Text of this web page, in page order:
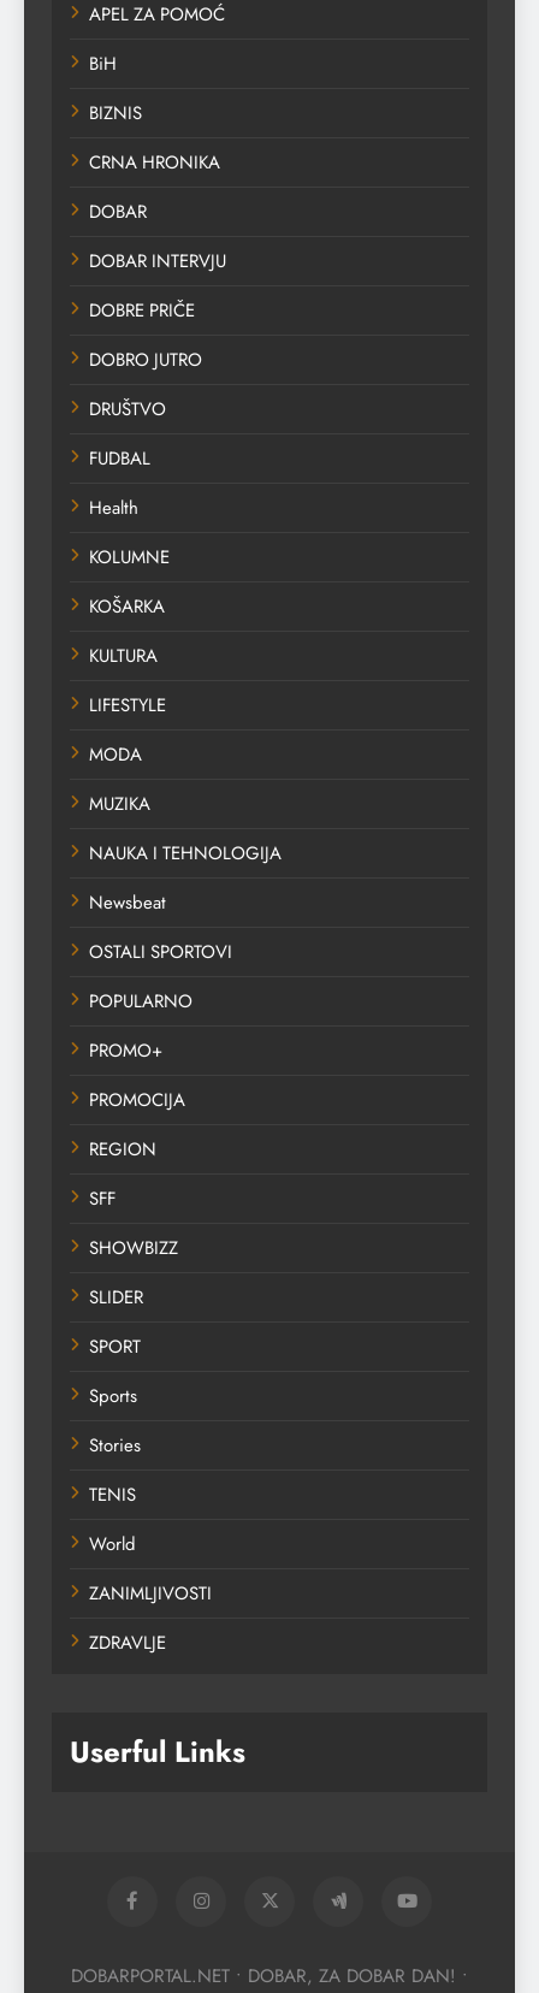
APEL ZA POMOĆ
BiH
BIZNIS
CRNA HRONIKA
DOBAR
DOBAR INTERVJU
DOBRE PRIČE
DOBRO JUTRO
DRUŠTVO
FUDBAL
Health
KOLUMNE
KOŠARKA
KULTURA
LIFESTYLE
MODA
MUZIKA
NAUKA I TEHNOLOGIJA
Newsbeat
OSTALI SPORTOVI
POPULARNO
PROMO+
PROMOCIJA
REGION
SFF
SHOWBIZZ
SLIDER
SPORT
Sports
Stories
TENIS
World
ZANIMLJIVOSTI
ZDRAVLJE
Userful Links
DOBARPORTAL.NET • DOBAR, ZA DOBAR DAN! •